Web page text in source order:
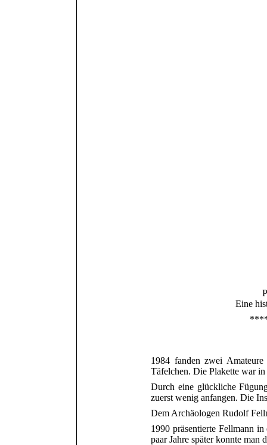
Eine
1984 fanden zwei
Täfelchen. Die Plakette war
Durch eine glückliche
zuerst wenig anfangen. Die
Dem Archäologen Rudolf
1990 präsentierte Fellmann
paar Jahre später konnte man